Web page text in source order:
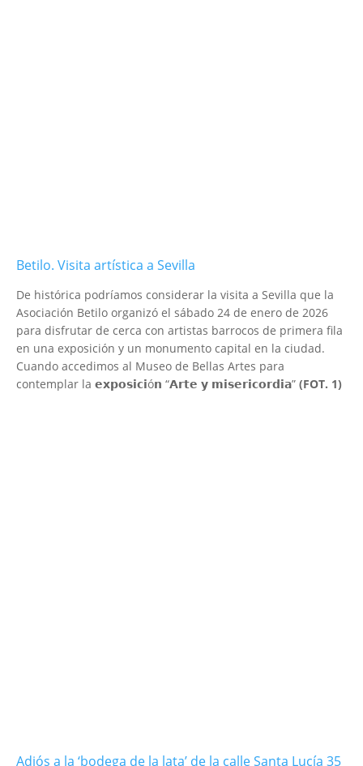
Betilo. Visita artística a Sevilla
De histórica podríamos considerar la visita a Sevilla que la
Asociación Betilo organizó el sábado 24 de enero de 2026
para disfrutar de cerca con artistas barrocos de primera fila
en una exposición y un monumento capital en la ciudad.
Cuando accedimos al Museo de Bellas Artes para
contemplar la 𝗲𝘅𝗽𝗼𝘀𝗶𝗰𝗶ó𝗻 “𝗔𝗿𝘁𝗲 𝘆 𝗺𝗶𝘀𝗲𝗿𝗶𝗰𝗼𝗿𝗱𝗶𝗮” (FOT. 1)
Adiós a la ‘bodega de la lata’ de la calle Santa Lucía 35